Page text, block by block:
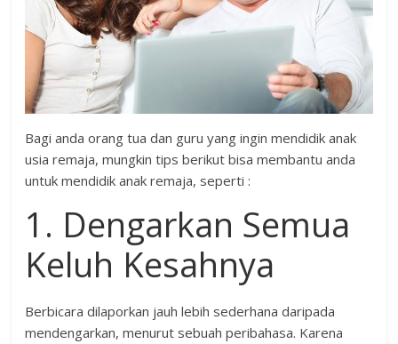
Bagi anda orang tua dan guru yang ingin mendidik anak
usia remaja, mungkin tips berikut bisa membantu anda
untuk mendidik anak remaja, seperti :
1. Dengarkan Semua
Keluh Kesahnya
Berbicara dilaporkan jauh lebih sederhana daripada
mendengarkan, menurut sebuah peribahasa. Karena